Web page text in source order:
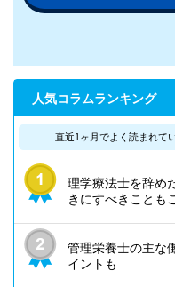
人気コラムランキング
直近1ヶ月でよく読まれて
理学療法士を辞め
きにすべきことも
管理栄養士の主な
イントも